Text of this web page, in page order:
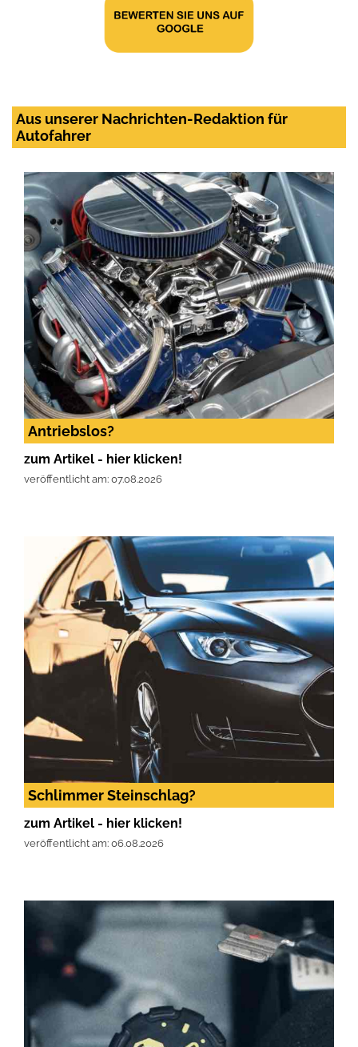
Aus unserer Nachrichten-Redaktion für
Autofahrer
Antriebslos?
zum Artikel - hier klicken!
veröffentlicht am: 07.08.2026
Schlimmer Steinschlag?
zum Artikel - hier klicken!
veröffentlicht am: 06.08.2026